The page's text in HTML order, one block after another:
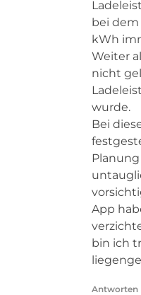
bei dem
kWh
Weiter
nicht
wurde.
Bei
App
bin ich
Antworten